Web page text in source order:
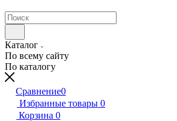
Каталог
По всему сайту
По каталогу
Сравнение0
Избранные товары 0
Корзина 0